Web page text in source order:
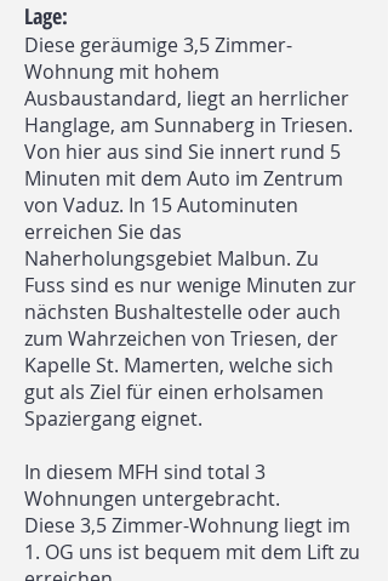
Lage:
Diese geräumige 3,5 Zimmer-
Wohnung mit hohem
Ausbaustandard, liegt an herrlicher
Hanglage, am Sunnaberg in Triesen.
Von hier aus sind Sie innert rund 5
Minuten mit dem Auto im Zentrum
von Vaduz. In 15 Autominuten
erreichen Sie das
Naherholungsgebiet Malbun. Zu
Fuss sind es nur wenige Minuten zur
nächsten Bushaltestelle oder auch
zum Wahrzeichen von Triesen, der
Kapelle St. Mamerten, welche sich
gut als Ziel für einen erholsamen
Spaziergang eignet.
In diesem MFH sind total 3
Wohnungen untergebracht.
Diese 3,5 Zimmer-Wohnung liegt im
1. OG uns ist bequem mit dem Lift zu